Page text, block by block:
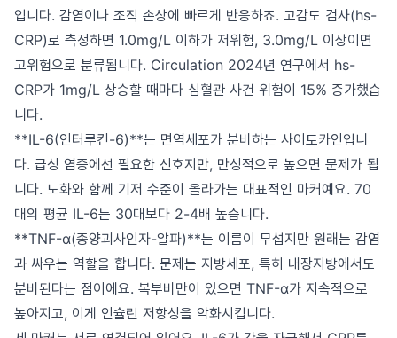
입니다. 감염이나 조직 손상에 빠르게 반응하죠. 고감도 검사(hs-
CRP)로 측정하면 1.0mg/L 이하가 저위험, 3.0mg/L 이상이면
고위험으로 분류됩니다. Circulation 2024년 연구에서 hs-
CRP가 1mg/L 상승할 때마다 심혈관 사건 위험이 15% 증가했습
니다.
**IL-6(인터루킨-6)**는 면역세포가 분비하는 사이토카인입니
다. 급성 염증에선 필요한 신호지만, 만성적으로 높으면 문제가 됩
니다. 노화와 함께 기저 수준이 올라가는 대표적인 마커예요. 70
대의 평균 IL-6는 30대보다 2-4배 높습니다.
**TNF-α(종양괴사인자-알파)**는 이름이 무섭지만 원래는 감염
과 싸우는 역할을 합니다. 문제는 지방세포, 특히 내장지방에서도
분비된다는 점이에요. 복부비만이 있으면 TNF-α가 지속적으로
높아지고, 이게 인슐린 저항성을 악화시킵니다.